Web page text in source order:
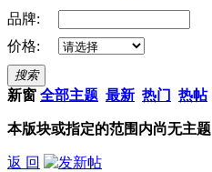
品牌:
价格:
搜索
新窗 全部主题 最新 热门 热帖
本版块或指定的范围内尚无主题
返 回